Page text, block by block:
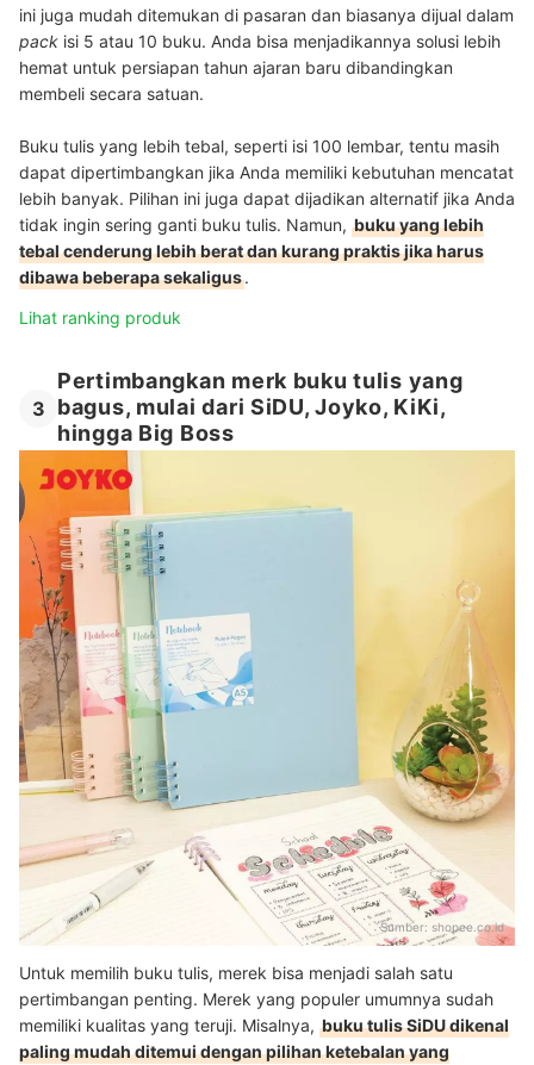
ini juga mudah ditemukan di pasaran dan biasanya dijual dalam
pack isi 5 atau 10 buku. Anda bisa menjadikannya solusi lebih
hemat untuk persiapan tahun ajaran baru dibandingkan
membeli secara satuan.
Buku tulis yang lebih tebal, seperti isi 100 lembar, tentu masih
dapat dipertimbangkan jika Anda memiliki kebutuhan mencatat
lebih banyak. Pilihan ini juga dapat dijadikan alternatif jika Anda
tidak ingin sering ganti buku tulis. Namun, buku yang lebih
tebal cenderung lebih berat dan kurang praktis jika harus
dibawa beberapa sekaligus.
Lihat ranking produk
3
Pertimbangkan merk buku tulis yang
bagus, mulai dari SiDU, Joyko, KiKi,
hingga Big Boss
Sumber: shopee.co.id
Untuk memilih buku tulis, merek bisa menjadi salah satu
pertimbangan penting. Merek yang populer umumnya sudah
memiliki kualitas yang teruji. Misalnya, buku tulis SiDU dikenal
paling mudah ditemui dengan pilihan ketebalan yang